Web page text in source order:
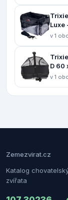
Luxe
v 1
D 60
v 1
Zemezvirat.cz
Katalog
zvířata